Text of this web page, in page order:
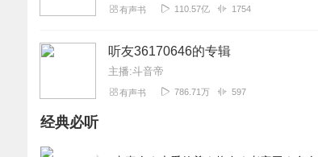
有声书 110.57亿 1754
听友36170646的专辑
主播:斗音帝
有声书 786.71万 597
经典必听